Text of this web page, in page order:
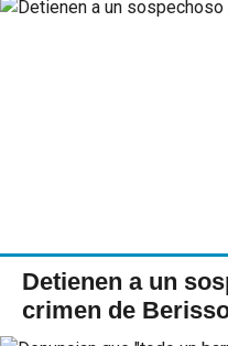
Detienen a un
crimen de